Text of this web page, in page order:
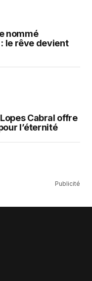
nommé
le rêve devient
Cabral offre
l’éternité
Publicité